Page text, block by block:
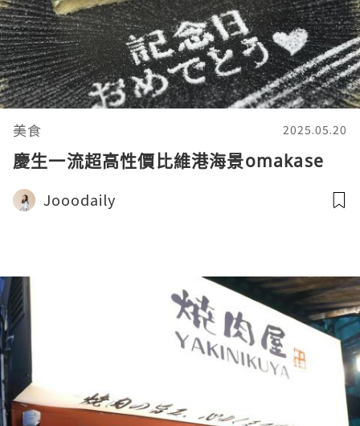
美食 2025.05.20
慶生一流超高性價比維港海景omakase
Jooodaily